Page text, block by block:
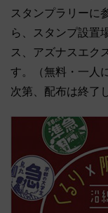
スタンプラリーに
ら、スタンプ設置
ス、アズナスエク
す。（無料・一人
次第、配布は終了